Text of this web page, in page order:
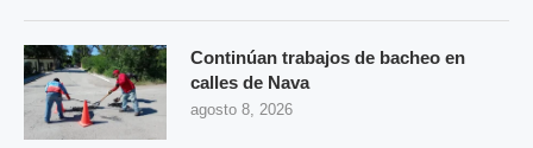
Continúan trabajos de bacheo en
calles de Nava
agosto 8, 2026